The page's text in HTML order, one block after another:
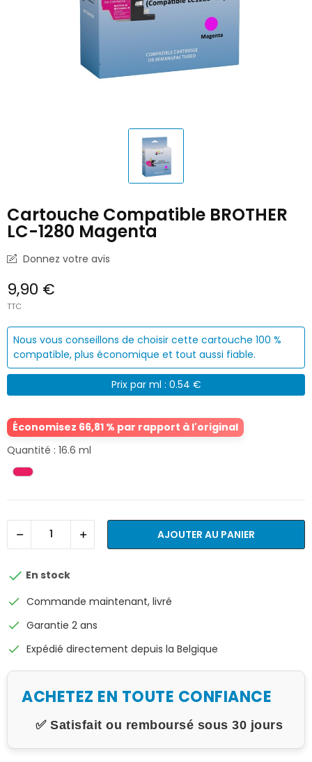
Cartouche Compatible BROTHER
LC-1280 Magenta
Donnez votre avis
9,90 €
TTC
Nous vous conseillons de choisir cette cartouche 100 %
compatible, plus économique et tout aussi fiable.
Prix par ml : 0.54 €
Économisez 66,81 % par rapport à l'original
Quantité : 16.6 ml
AJOUTER AU PANIER
 En stock
check Commande maintenant, livré
check Garantie 2 ans
check Expédié directement depuis la Belgique
ACHETEZ EN TOUTE CONFIANCE
✅ Satisfait ou remboursé sous 30 jours